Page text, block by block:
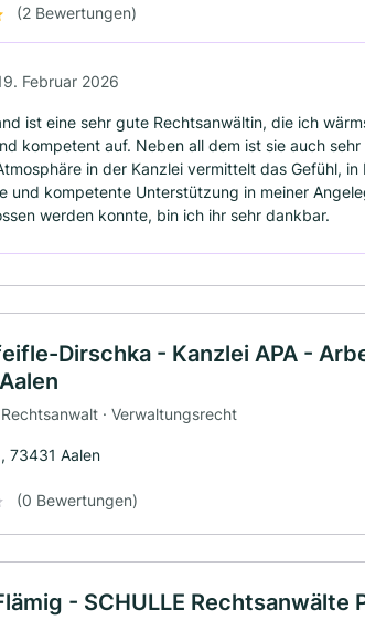
(2 Bewertungen)
Februar 2026
ist eine sehr gute Rechtsanwältin, die ich
kompetent auf. Neben all dem ist sie auch
in der Kanzlei vermittelt das Gefühl,
und kompetente Unterstützung in meiner
werden konnte, bin ich ihr sehr dankbar.
Dirschka - Kanzlei APA -
· Verwaltungsrecht
73431 Aalen
(0 Bewertungen)
- SCHULLE